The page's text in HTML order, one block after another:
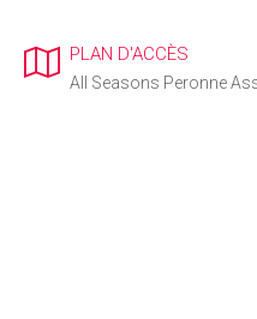
PLAN D'ACCÈS
All Seasons Peronne